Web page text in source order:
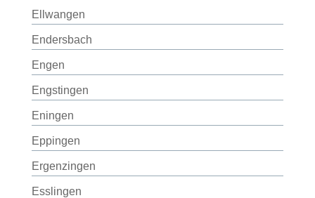
Ellwangen
Endersbach
Engen
Engstingen
Eningen
Eppingen
Ergenzingen
Esslingen